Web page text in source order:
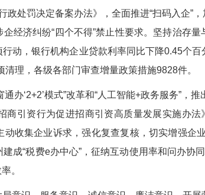
政处罚决定备案办法》，全面推进“扫码入企”
经济纠纷“四个不得”禁止性要求。坚持治存
动，银行机构企业贷款利率同比下降0.45个
理，各级各部门审查增量政策措施9828件。
‘2+2’模式”改革和“人工智能+政务服务”，推
引资行为促进招商引资高质量发展实施办法
收集企业诉求，强化复查复核，切实增强企
成“税费e办中心”，征纳互动使用率和问办协
。